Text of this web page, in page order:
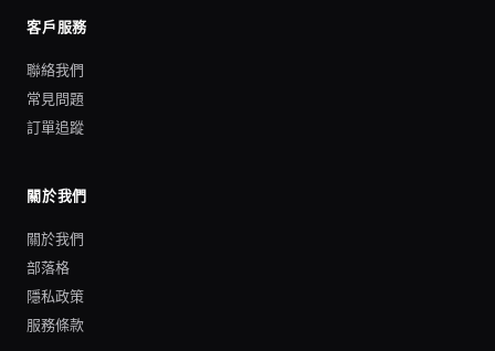
客戶服務
聯絡我們
常見問題
訂單追蹤
關於我們
關於我們
部落格
隱私政策
服務條款